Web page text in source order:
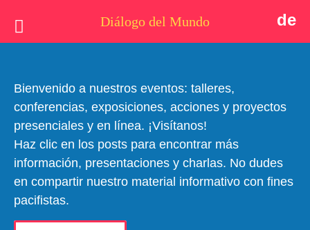
Diálogo del Mundo de
Postales
Quiénes somos
Actualidad
Tema
Apoyo
Bienvenido a nuestros eventos: talleres,
conferencias, exposiciones, acciones y proyectos
presenciales y en línea. ¡Visítanos!
Haz clic en los posts para encontrar más
información, presentaciones y charlas. No dudes
en compartir nuestro material informativo con fines
pacifistas.
#dialogodelmundo